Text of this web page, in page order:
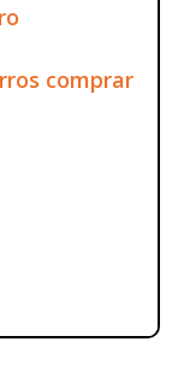
comprar